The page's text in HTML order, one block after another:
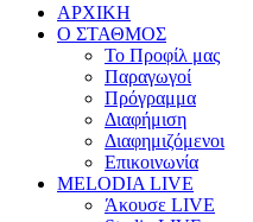
ΑΡΧΙΚΗ
Ο ΣΤΑΘΜΟΣ
Το Προφίλ μας
Παραγωγοί
Πρόγραμμα
Διαφήμιση
Διαφημιζόμενοι
Επικοινωνία
MELODIA LIVE
Άκουσε LIVE